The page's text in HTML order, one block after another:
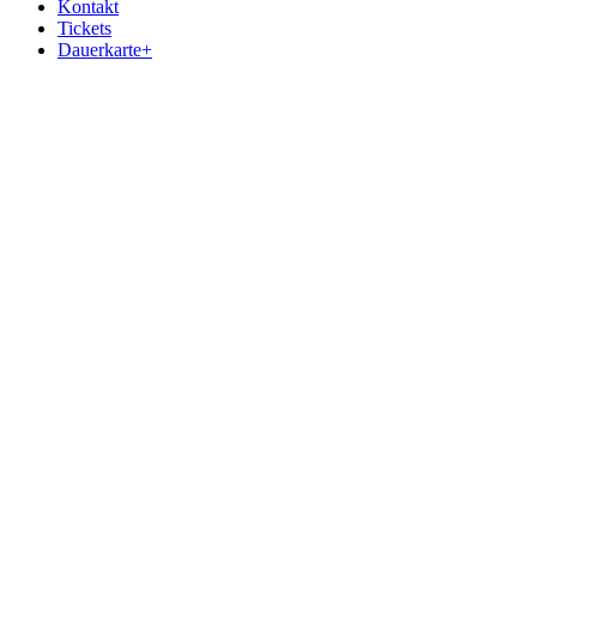
Kontakt
Tickets
Dauerkarte+